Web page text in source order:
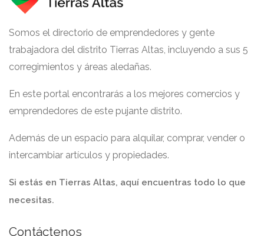
Somos el directorio de emprendedores y gente
trabajadora del distrito Tierras Altas, incluyendo a sus 5
corregimientos y áreas aledañas.
En este portal encontrarás a los mejores comercios y
emprendedores de este pujante distrito.
Además de un espacio para alquilar, comprar, vender o
intercambiar artículos y propiedades.
Si estás en Tierras Altas, aquí encuentras todo lo que
necesitas.
Contáctenos